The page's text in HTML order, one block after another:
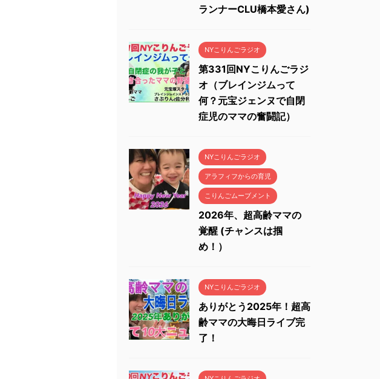
ランナーCLU橋本愛さん)
NYこりんごラジオ
第331回NYこりんごラジ
オ（ブレインジムって
何？元宝ジェンヌで自閉
症児のママの奮闘記）
NYこりんごラジオ
アラフィフからの育児
こりんごムーブメント
2026年、超高齢ママの
覚醒 (チャンスは掴
め！）
NYこりんごラジオ
ありがとう2025年！超高
齢ママの大晦日ライブ完
了！